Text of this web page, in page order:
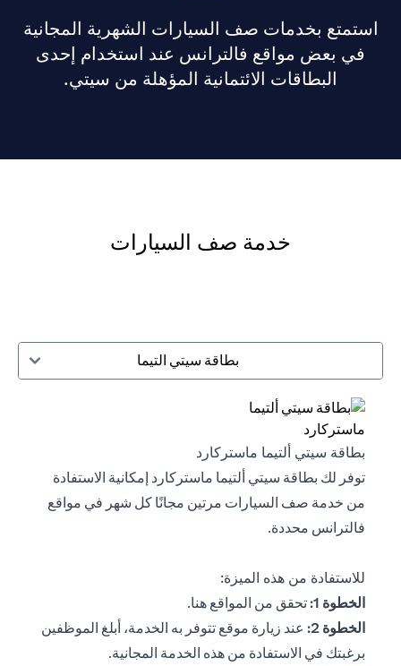
استمتع بخدمات صف السيارات الشهرية المجانية
في بعض مواقع فالترانس عند استخدام إحدى
البطاقات الائتمانية المؤهلة من سيتي.
خدمة صف السيارات
بطاقة سيتي التيما
بطاقة سيتي ألتيما ماستركارد
توفر لك بطاقة سيتي ألتيما ماستركارد إمكانية الاستفادة
من خدمة صف السيارات مرتين مجانًا كل شهر في مواقع
فالترانس محددة.
للاستفادة من هذه الميزة:
الخطوة 1:
تحقق من المواقع هناopens in a new tab.
الخطوة 2:
عند زيارة موقع تتوفر به الخدمة، أبلغ الموظفين
برغبتك في الاستفادة من هذه الخدمة المجانية.